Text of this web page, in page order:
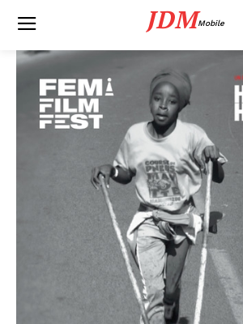
JDMMobile